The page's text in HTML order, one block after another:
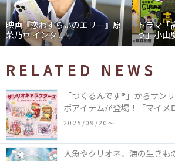
映画『恋わずらいのエリー』原
菜乃華 インタ...
ドラマ「
う」小山
RELATED NEWS
「つくるんです®」からサン
ボアイテムが登場！「マイメ
ん」などミニチュアハウス8
のメリーゴーランド」など
付きのウッドパズル2種類♪
2025/09/20〜
人魚やクリオネ、海の生きも